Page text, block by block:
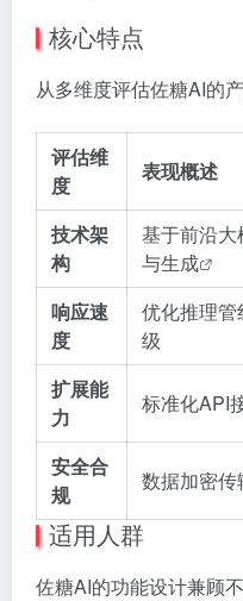
核心特点
从多维度评估佐糖AI的
评估维
度
表现概述
技术架
构
基于前沿
与生成
响应速
度
优化推理
级
扩展能
力
标准化API
安全合
规
数据加密
适用人群
佐糖AI的功能设计兼顾